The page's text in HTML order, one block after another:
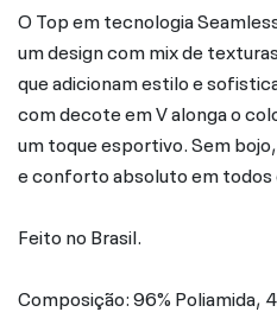
O Top em tecnologia
um design com mix de
que adicionam estilo e
com decote em V alonga o
um toque esportivo. Sem
e conforto absoluto em todos
Feito no Brasil.
Composição: 96% Poliamida,